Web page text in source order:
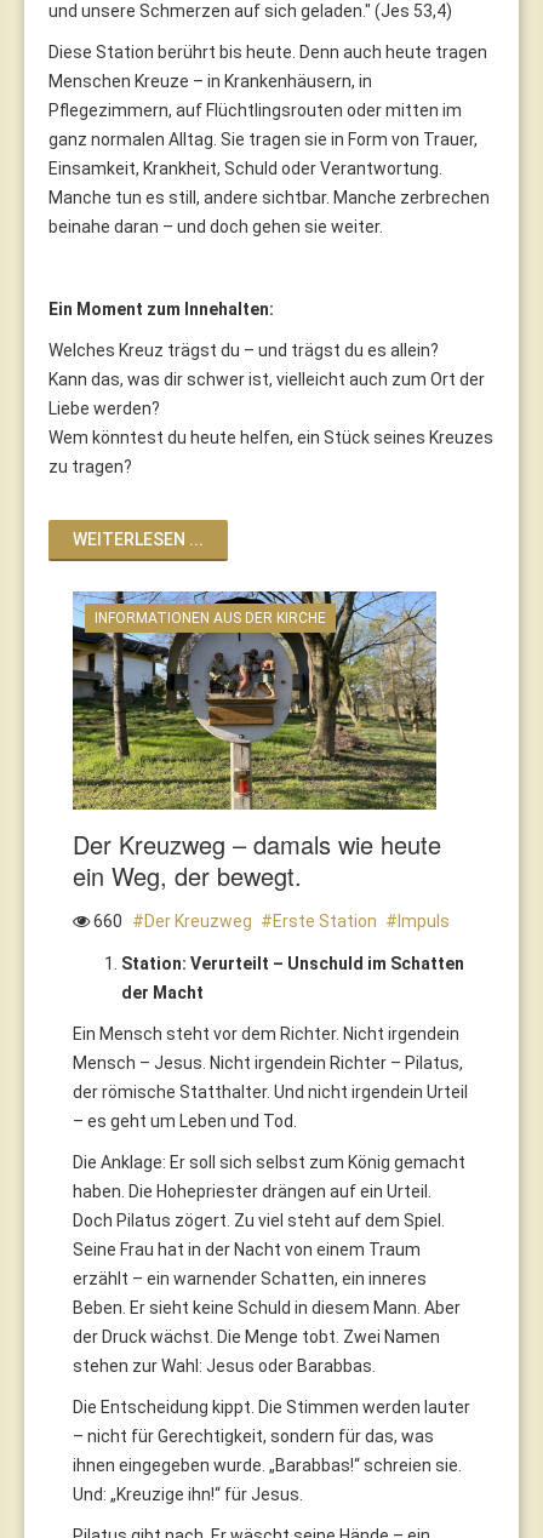
und unsere Schmerzen auf sich geladen." (Jes 53,4)
Diese Station berührt bis heute. Denn auch heute tragen
Menschen Kreuze – in Krankenhäusern, in
Pflegezimmern, auf Flüchtlingsrouten oder mitten im
ganz normalen Alltag. Sie tragen sie in Form von Trauer,
Einsamkeit, Krankheit, Schuld oder Verantwortung.
Manche tun es still, andere sichtbar. Manche zerbrechen
beinahe daran – und doch gehen sie weiter.
Ein Moment zum Innehalten:
Welches Kreuz trägst du – und trägst du es allein?
Kann das, was dir schwer ist, vielleicht auch zum Ort der
Liebe werden?
Wem könntest du heute helfen, ein Stück seines Kreuzes
zu tragen?
WEITERLESEN ...
INFORMATIONEN AUS DER KIRCHE
Der Kreuzweg – damals wie heute
ein Weg, der bewegt.
660 Der Kreuzweg Erste Station Impuls
Station: Verurteilt – Unschuld im Schatten
der Macht
Ein Mensch steht vor dem Richter. Nicht irgendein
Mensch – Jesus. Nicht irgendein Richter – Pilatus,
der römische Statthalter. Und nicht irgendein Urteil
– es geht um Leben und Tod.
Die Anklage: Er soll sich selbst zum König gemacht
haben. Die Hohepriester drängen auf ein Urteil.
Doch Pilatus zögert. Zu viel steht auf dem Spiel.
Seine Frau hat in der Nacht von einem Traum
erzählt – ein warnender Schatten, ein inneres
Beben. Er sieht keine Schuld in diesem Mann. Aber
der Druck wächst. Die Menge tobt. Zwei Namen
stehen zur Wahl: Jesus oder Barabbas.
Die Entscheidung kippt. Die Stimmen werden lauter
– nicht für Gerechtigkeit, sondern für das, was
ihnen eingegeben wurde. „Barabbas!“ schreien sie.
Und: „Kreuzige ihn!“ für Jesus.